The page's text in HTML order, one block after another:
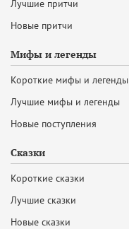
Лучшие притчи
Новые притчи
Мифы и легенды
Короткие мифы и легенды
Лучшие мифы и легенды
Новые поступления
Сказки
Короткие сказки
Лучшие сказки
Новые сказки